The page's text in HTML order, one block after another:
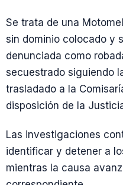
Se trata de una
sin dominio colocado y
denunciada como
secuestrado siguiendo
trasladado a la
disposición de la
Las investigaciones
identificar y detener a
mientras la causa